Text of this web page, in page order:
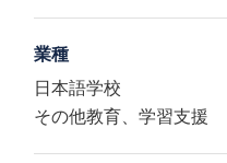
業種
日本語学校
その他教育、学習支援